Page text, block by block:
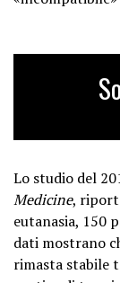
Lo studio del
Medicine,
eutanasia, 150
dati mostrano
rimasta stabile